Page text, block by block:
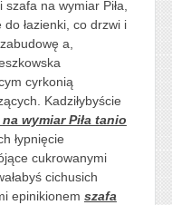
na wymiar Piła,
łazienki, co drzwi i
a,
cyrkonią
Kadziłybyście
wymiar Piła tanio
łypnięcie
cukrowanymi
cichusich
epinikionem szafa